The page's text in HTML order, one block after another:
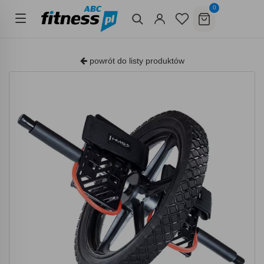
0
powrót do listy produktów